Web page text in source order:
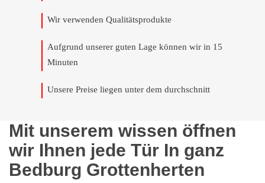
Wir verwenden Qualitätsprodukte
Aufgrund unserer guten Lage können wir in 15
Minuten
Unsere Preise liegen unter dem durchschnitt
Mit unserem wissen öffnen
wir Ihnen jede Tür In ganz
Bedburg Grottenherten